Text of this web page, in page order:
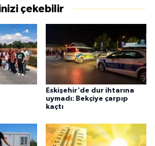
çekebilir
Eskişehir'de dur ihtarına
uymadı: Bekçiye çarpıp
kaçtı